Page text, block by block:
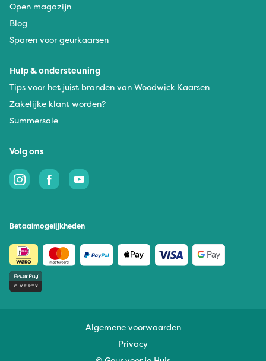
Open magazijn
Blog
Sparen voor geurkaarsen
Hulp & ondersteuning
Tips voor het juist branden van Woodwick Kaarsen
Zakelijke klant worden?
Summersale
Volg ons
Betaalmogelijkheden
Algemene voorwaarden
Privacy